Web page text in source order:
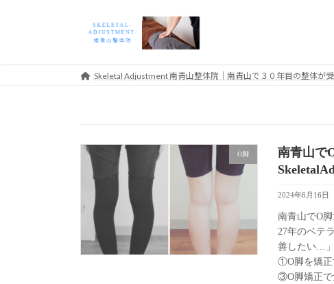
Skeletal Adjustment 南青山整体院｜南青山で３０年目の整体が
O脚
南青山で
2024年6月16日
南青山でO
27年のベテ
善したい…
①O脚を矯正
③O脚矯正で